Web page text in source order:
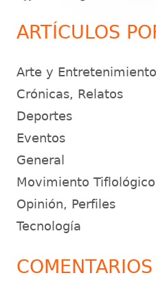
ARTÍCULOS
Arte y Entretenimiento
Crónicas, Relatos
Deportes
Eventos
General
Movimiento Tiflológico
Opinión, Perfiles
Tecnología